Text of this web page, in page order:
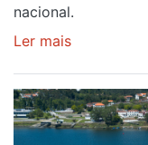
Volta
nacional.
Ler mais
para
observar